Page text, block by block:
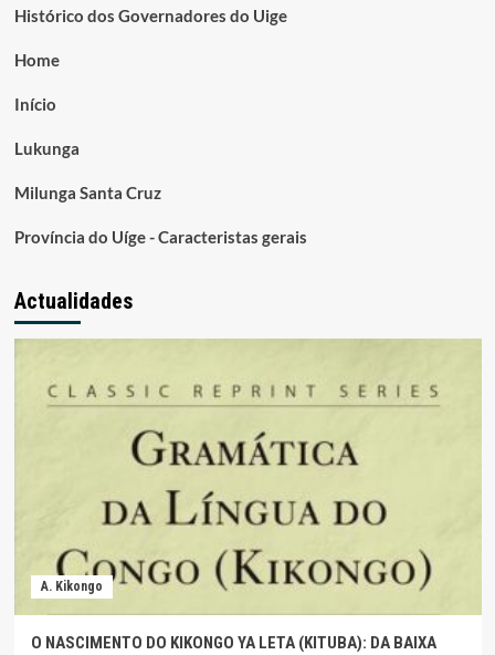
Histórico dos Governadores do Uige
Home
Início
Lukunga
Milunga Santa Cruz
Província do Uíge - Caracteristas gerais
Actualidades
A. Kikongo
O NASCIMENTO DO KIKONGO YA LETA (KITUBA): DA BAIXA